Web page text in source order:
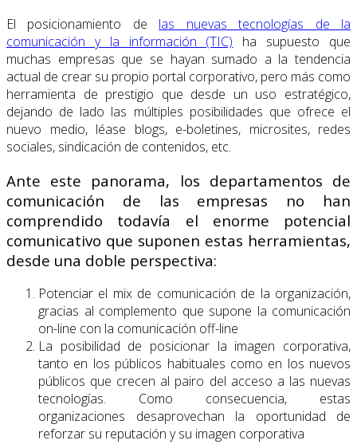
El posicionamiento de las nuevas tecnologías de la
comunicación y la información (TIC) ha supuesto que
muchas empresas que se hayan sumado a la tendencia
actual de crear su propio portal corporativo, pero más como
herramienta de prestigio que desde un uso estratégico,
dejando de lado las múltiples posibilidades que ofrece el
nuevo medio, léase blogs, e-boletines, microsites, redes
sociales, sindicación de contenidos, etc.
Ante este panorama, los departamentos de
comunicación de las empresas no han
comprendido todavía el enorme potencial
comunicativo que suponen estas herramientas,
desde una doble perspectiva:
Potenciar el mix de comunicación de la organización,
gracias al complemento que supone la comunicación
on-line con la comunicación off-line
La posibilidad de posicionar la imagen corporativa,
tanto en los públicos habituales como en los nuevos
públicos que crecen al pairo del acceso a las nuevas
tecnologías. Como consecuencia, estas
organizaciones desaprovechan la oportunidad de
reforzar su reputación y su imagen corporativa